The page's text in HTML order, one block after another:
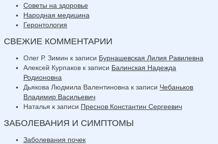
Советы на здоровье
Народная медицина
Геронтология
СВЕЖИЕ КОММЕНТАРИИ
Олег Р. Зимин к записи Бурнашевская Лилия Равилевна
Алексей Курпаков к записи Балинская Надежда
Родионовна
Дьякова Людмила Валентиновна к записи Чебаньков
Владимир Васильевич
Наталья к записи Преснов Константин Сергеевич
ЗАБОЛЕВАНИЯ И СИМПТОМЫ
Заболевания почек